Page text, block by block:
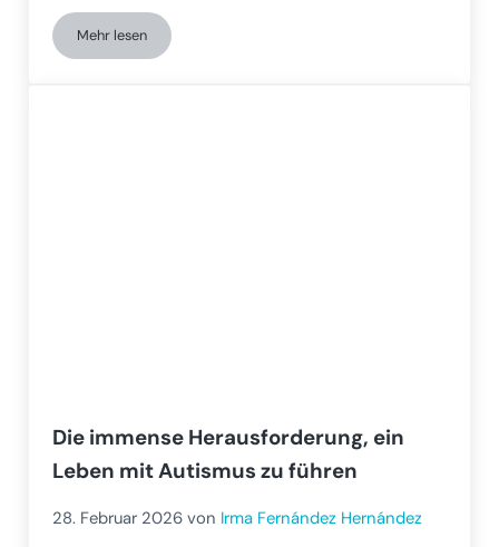
Mehr lesenNeuroentwicklungsstörungen und ihre Auswirkungen auf
Die immense Herausforderung, ein
Leben mit Autismus zu führen
28. Februar 2026 von Irma Fernández Hernández